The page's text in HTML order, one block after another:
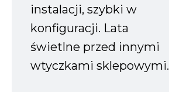
instalacji, szybki w
konfiguracji. Lata
świetlne przed innymi
wtyczkami sklepowymi.